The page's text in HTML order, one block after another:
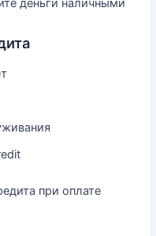
деньги наличными
при оплате